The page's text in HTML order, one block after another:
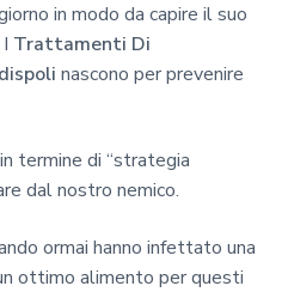
in modo da capire il suo
Trattamenti Di
nascono per prevenire
termine di “strategia
dal nostro nemico.
ormai hanno infettato una
ottimo alimento per questi